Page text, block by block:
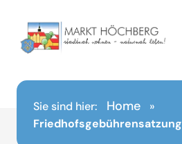
springen
Sie sind hier: Home
»
Friedhofsgebührensatzung